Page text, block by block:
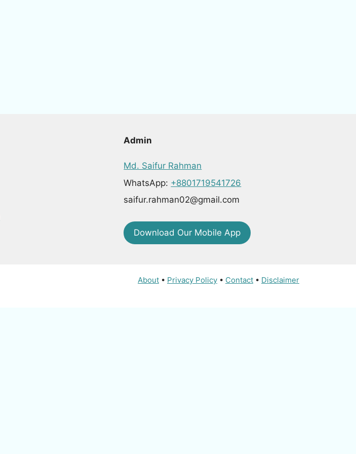
Admin
Md. Saifur Rahman
WhatsApp: +8801719541726
saifur.rahman02@gmail.com
Download Our Mobile App
About • Privacy Policy • Contact • Disclaimer